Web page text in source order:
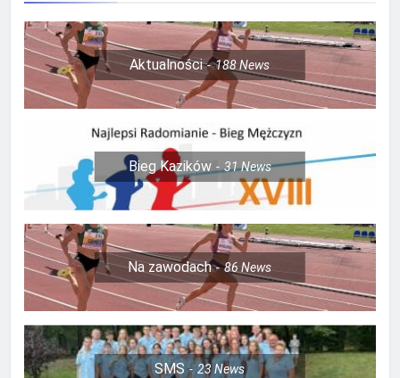
Aktualności 188News
Bieg Kazików 31News
Na zawodach 86News
SMS 23News